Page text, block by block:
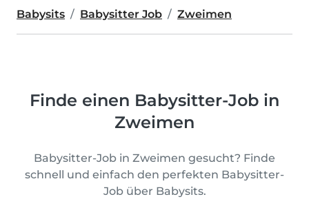
Babysits Babysitter Job Zweimen
Finde einen Babysitter-Job in
Zweimen
Babysitter-Job in Zweimen gesucht? Finde
schnell und einfach den perfekten Babysitter-
Job über Babysits.